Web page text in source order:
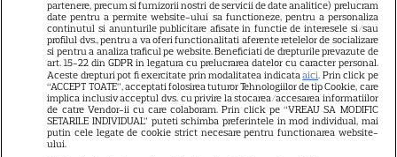
Libertatea pentru femei
GSP
Știri mondene
Avantaje
Elle
partenere, precum si furnizorii nostri de servicii de date analitice) prelucram
date pentru a permite website-ului sa functioneze, pentru a personaliza
continutul si anunturile publicitare afisate in functie de interesele si/sau
profilul dvs., pentru a va oferi functionalitati aferente retelelor de socializare
si pentru a analiza traficul pe website. Beneficiati de drepturile prevazute de
art. 15-22 din GDPR in legatura cu prelucrarea datelor cu caracter personal.
Aceste drepturi pot fi exercitate prin modalitatea indicataaici. Prin click pe
“ACCEPT TOATE”, acceptati folosirea tuturor Tehnologiilor de tip Cookie, care
implica inclusiv acceptul dvs. cu privire la stocarea/accesarea informatiilor
de catre Vendor-ii cu care colaboram. Prin click pe “VREAU SA MODIFIC
SETARILE INDIVIDUAL” puteti schimba preferintele in mod individual, mai
putin cele legate de cookie strict necesare pentru functionarea website-
ului.